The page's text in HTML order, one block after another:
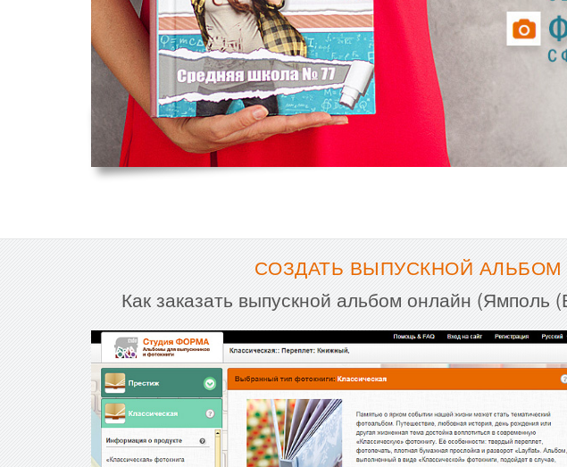
СОЗДАТЬ ВЫПУСКНОЙ
Как заказать выпускной альбом онлайн